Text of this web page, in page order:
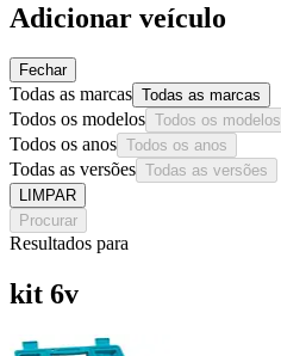
Adicionar veículo
Fechar
Todas as marcas Todas as marcas
Todos os modelos Todos os modelos
Todos os anos Todos os anos
Todas as versões Todas as versões
LIMPAR
Procurar
Resultados para
kit 6v